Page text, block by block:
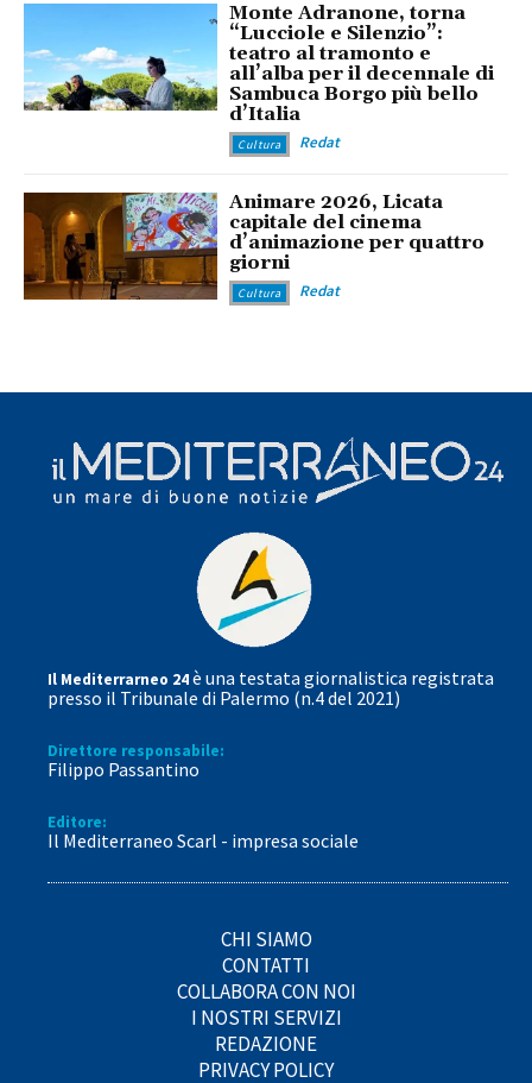
Monte Adranone, torna
“Lucciole e Silenzio”:
teatro al tramonto e
all’alba per il decennale di
Sambuca Borgo più bello
d’Italia
Cultura Redat
Animare 2026, Licata
capitale del cinema
d’animazione per quattro
giorni
Cultura Redat
Il Mediterrarneo 24è una testata giornalistica registrata
presso il Tribunale di Palermo (n.4 del 2021)
Direttore responsabile:
Filippo Passantino
Editore:
Il Mediterraneo Scarl - impresa sociale
CHI SIAMO
CONTATTI
COLLABORA CON NOI
I NOSTRI SERVIZI
REDAZIONE
PRIVACY POLICY